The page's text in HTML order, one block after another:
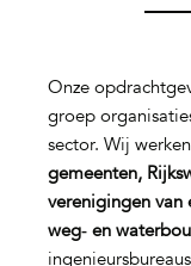
Onze
groep
sector. Wij
gemeenten,
verenigingen van
weg‑ en